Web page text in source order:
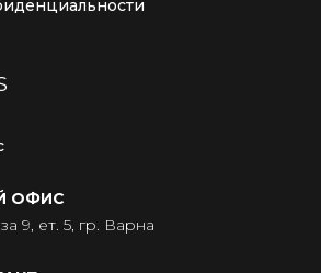
ОФИС
9, ет. 5, гр. Варна